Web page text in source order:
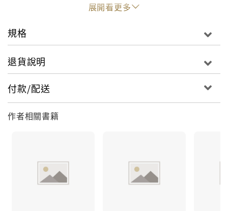
展開看更多
規格
退貨說明
付款/配送
作者相關書籍